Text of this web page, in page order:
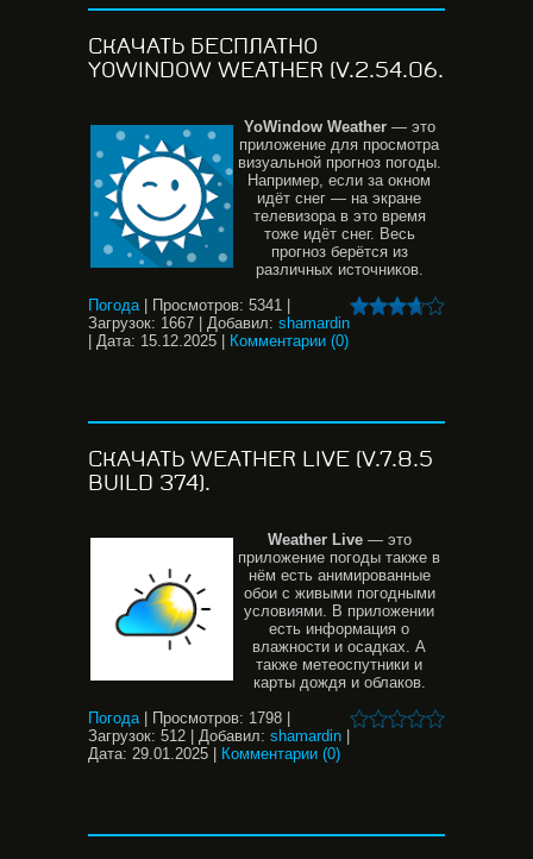
СКАЧАТЬ БЕСПЛАТНО
YOWINDOW WEATHER (V.2.54.06.
YoWindow Weather— это
приложение для просмотра
визуальной прогноз погоды.
Например, если за окном
идёт снег — на экране
телевизора в это время
тоже идёт снег. Весь
прогноз берётся из
различных источников.
Погода| Просмотров: 5341
Загрузок: 1667 Добавил: shamardin
Дата: 15.12.2025 Комментарии (0)
СКАЧАТЬ WEATHER LIVE (V.7.8.5
BUILD 374).
Weather Live— это
приложение погоды также в
нём есть анимированные
обои с живыми погодными
условиями. В приложении
есть информация о
влажности и осадках. А
также метеоспутники и
карты дождя и облаков.
Погода| Просмотров: 1798
Загрузок: 512 Добавил: shamardin
Дата: 29.01.2025 Комментарии (0)